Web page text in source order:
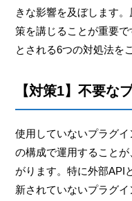
きな影響を及ぼします
策を講じることが重要
とされる6つの対処法を
【対策1】不要な
使用していないプラグ
の構成で運用すること
がります。特に外部API
新されていないプラグ